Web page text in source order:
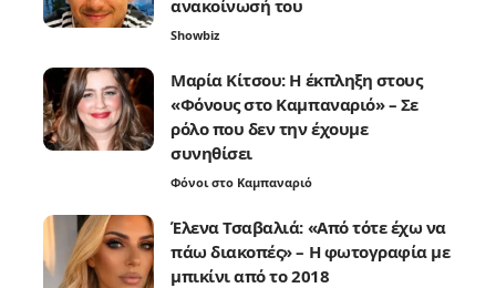
ανακοίνωσή του
Showbiz
Μαρία Κίτσου: Η έκπληξη στους
«Φόνους στο Καμπαναριό» – Σε
ρόλο που δεν την έχουμε
συνηθίσει
Φόνοι στο Καμπαναριό
Έλενα Τσαβαλιά: «Από τότε έχω να
πάω διακοπές» – Η φωτογραφία με
μπικίνι από το 2018